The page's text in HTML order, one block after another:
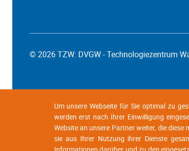
© 2026 TZW: DVGW - Technologiezentrum
Um unsere Webseite für Sie optimal zu
werden erst nach Ihrer Einwilligung
Website an unsere Partner weiter, die
sie aus Ihrer Nutzung ihrer Dienste